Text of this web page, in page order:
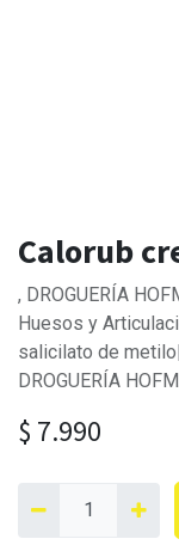
Calorub
, DROGUERÍA
Huesos y
salicilato de
DROGUERÍA
$ 7.990